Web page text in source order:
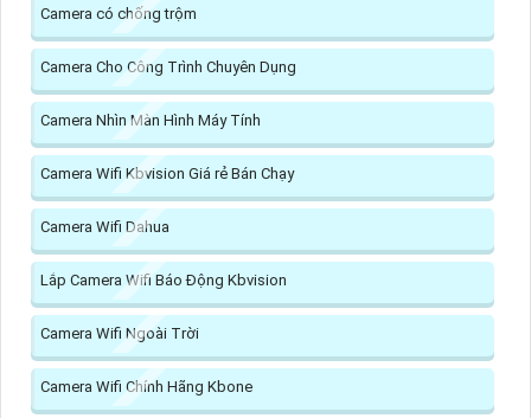
Camera có chống trộm
Camera Cho Công Trình Chuyên Dụng
Camera Nhìn Màn Hình Máy Tính
Camera Wifi Kbvision Giá rẻ Bán Chạy
Camera Wifi Dahua
Lắp Camera Wifi Báo Động Kbvision
Camera Wifi Ngoài Trời
Camera Wifi Chính Hãng Kbone